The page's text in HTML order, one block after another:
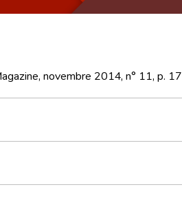
novembre 2014, n° 11, p. 17